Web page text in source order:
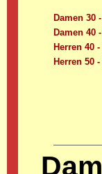
Damen 30
Damen 40
Herren 40
Herren 50